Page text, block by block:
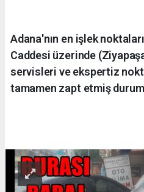
Adana'nın en işlek
Caddesi üzerinde
servisleri ve ekspertiz
tamamen zapt etmiş